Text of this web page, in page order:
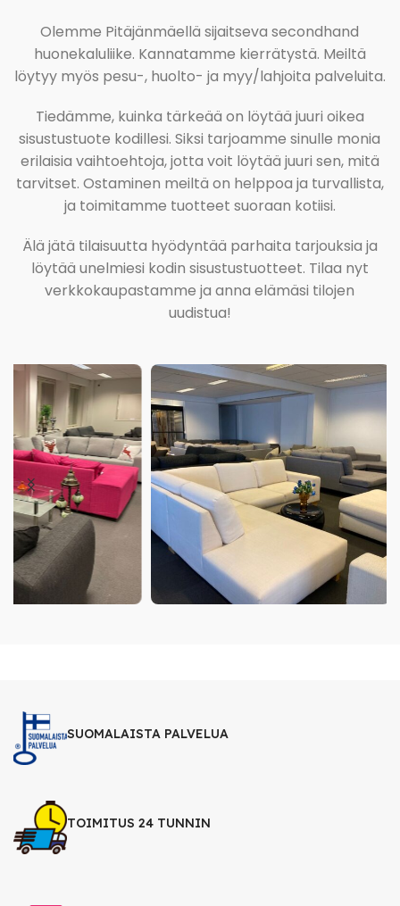
Olemme Pitäjänmäellä sijaitseva secondhand
huonekaluliike. Kannatamme kierrätystä. Meiltä
löytyy myös pesu-, huolto- ja myy/lahjoita palveluita.
Tiedämme, kuinka tärkeää on löytää juuri oikea
sisustustuote kodillesi. Siksi tarjoamme sinulle monia
erilaisia vaihtoehtoja, jotta voit löytää juuri sen, mitä
tarvitset. Ostaminen meiltä on helppoa ja turvallista,
ja toimitamme tuotteet suoraan kotiisi.
Älä jätä tilaisuutta hyödyntää parhaita tarjouksia ja
löytää unelmiesi kodin sisustustuotteet. Tilaa nyt
verkkokaupastamme ja anna elämäsi tilojen
uudistua!
SUOMALAISTA PALVELUA
TOIMITUS 24 TUNNIN